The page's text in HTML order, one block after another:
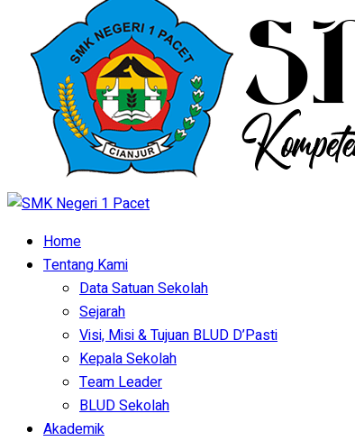
Home
Tentang Kami
Data Satuan Sekolah
Sejarah
Visi, Misi & Tujuan BLUD D’Pasti
Kepala Sekolah
Team Leader
BLUD Sekolah
Akademik